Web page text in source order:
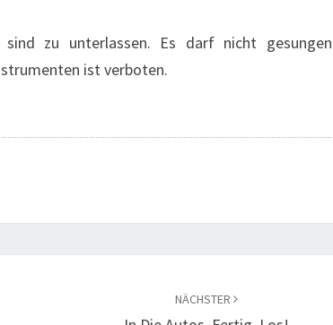
sind zu unterlassen. Es darf nicht gesungen
ist verboten.
NÄCHSTER